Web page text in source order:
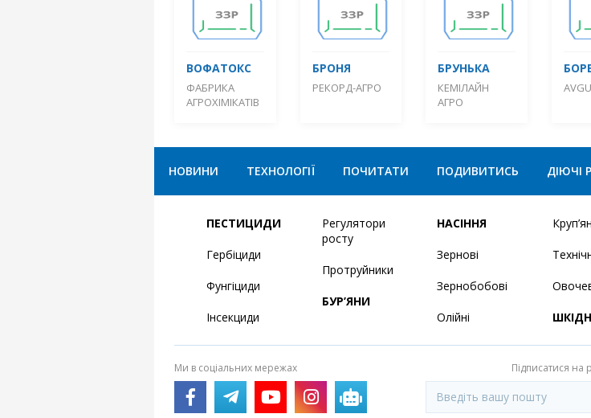
ВОФАТОКС
ФАБРИКА
АГРОХІМІКАТІВ
БРОНЯ
РЕКОРД-АГРО
БРУНЬКА
КЕМІЛАЙН
АГРО
НОВИНИ ТЕХНОЛОГІЇ ПОЧИТАТИ ПОДИВИТИСЬ ДІЮЧІ
ПЕСТИЦИДИ
Гербіциди
Фунгіциди
Інсекциди
Регулятори
росту
Протруйники
БУР’ЯНИ
НАСІННЯ
Зернові
Зернобобові
Олійні
Ми в соціальних мережах Підписатися на